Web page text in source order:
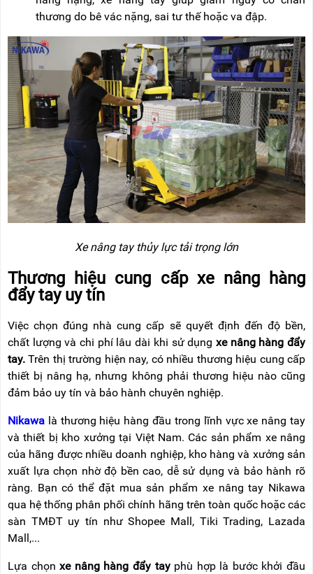
thương do bê vác nặng, sai tư thế hoặc va đập.
Xe nâng tay thủy lực tải trọng lớn
Thương hiệu cung cấp xe nâng hàng
đẩy tay uy tín
Việc chọnđúng nhà cung cấp sẽ quyết định đến độ bền,
chất lượng và chi phí lâu dài khi sử dụng xe nâng hàngđẩy
tay. Trên thị trường hiện nay, có nhiều thương hiệu cung cấp
thiết bị nâng hạ, nhưng không phải thương hiệu nào cũng
đảm bảo uy tín và bảo hành chuyên nghiệp.
Nikawa là thương hiệu hàngđầu trong lĩnh vực xe nâng tay
và thiết bị kho xưởng tại Việt Nam. Các sản phẩm xe nâng
của hãng được nhiều doanh nghiệp, kho hàng và xưởng sản
xuất lựa chọn nhờđộ bền cao, dễ sử dụng và bảo hành rõ
ràng. Bạn có thể đặt mua sản phẩm xe nâng tay Nikawa
qua hệ thống phân phối chính hãng trên toàn quốc hoặc các
sàn TMĐT uy tín như Shopee Mall, Tiki Trading, Lazada
Mall,...
Lựa chọnxe nâng hàng đẩy tayphù hợp là bước khởiđầu